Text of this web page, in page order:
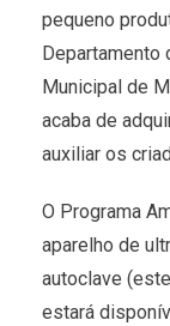
pequeno
Departamento
Municipal de
acaba de
auxiliar os
O Programa
aparelho de
autoclave
estará